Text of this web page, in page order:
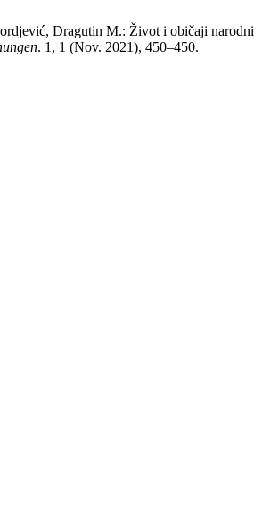
Dragutin M.: Život i običaji
. 1, 1 (Nov. 2021), 450–450.